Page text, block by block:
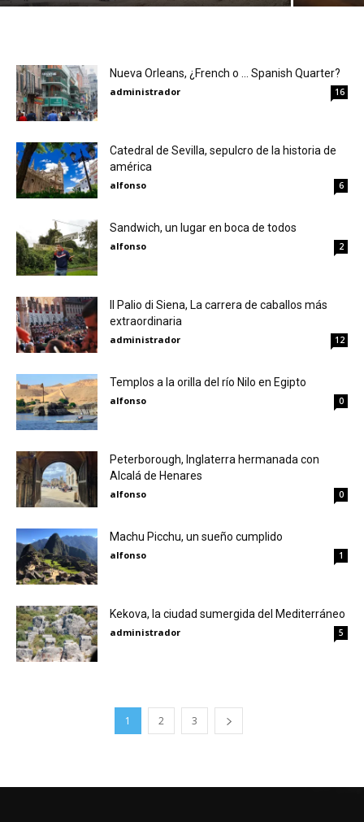
Nueva Orleans, ¿French o … Spanish Quarter?
administrador 16
Catedral de Sevilla, sepulcro de la historia de
américa
alfonso 6
Sandwich, un lugar en boca de todos
alfonso 2
Il Palio di Siena, La carrera de caballos más
extraordinaria
administrador 12
Templos a la orilla del río Nilo en Egipto
alfonso 0
Peterborough, Inglaterra hermanada con
Alcalá de Henares
alfonso 0
Machu Picchu, un sueño cumplido
alfonso 1
Kekova, la ciudad sumergida del Mediterráneo
administrador 5
1 2 3